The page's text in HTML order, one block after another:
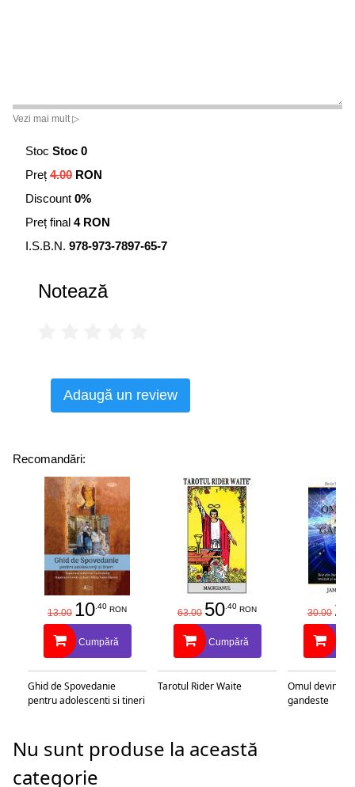
Vezi mai mult ▷
Stoc Stoc 0
Preț 4.00 RON
Discount 0%
Preț final 4 RON
I.S.B.N. 978-973-7897-65-7
Notează
Adaugă un review
Recomandări:
13.00 10.40 RON
Cumpără
Ghid de Spovedanie
pentru adolescenti si tineri
63.00 50.40 RON
Cumpără
Tarotul Rider Waite
30.00 25
Omul devine
gandeste
Nu sunt produse la această
categorie